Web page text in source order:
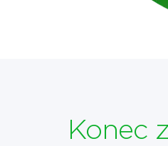
Konec